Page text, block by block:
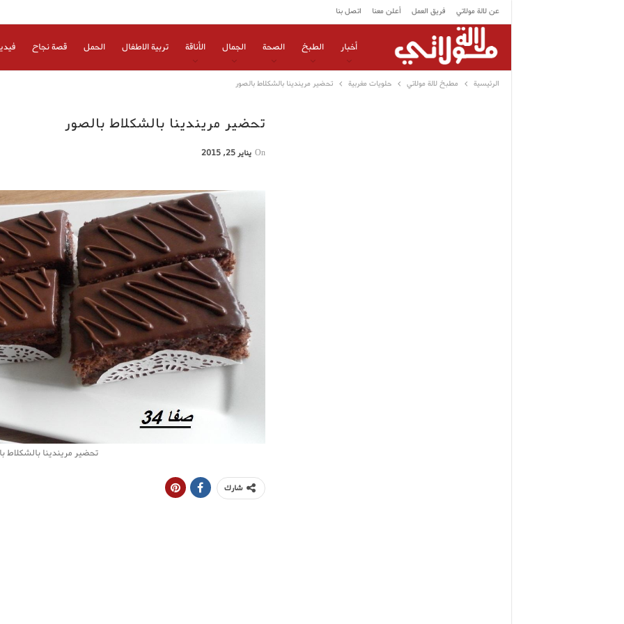
عن لالة مولاتي فريق العمل أعلن معنا اتصل بنا
أخبار الطبخ الصحة الجمال الأناقة تربية الاطفال الحمل قصة نجاح
الرئيسية مطبخ لالة مولاتي حلويات مغربية تحضير مريندينا بالشكلاط بالصور
تحضير مريندينا بالشكلاط بالصور
On يناير 25, 2015
تحضير مريندينا بالشكلاط
شارك